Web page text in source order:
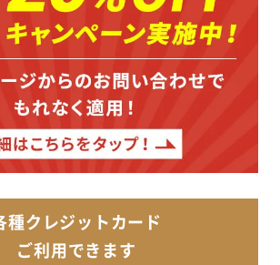
種クレジットカード
ご利用できます